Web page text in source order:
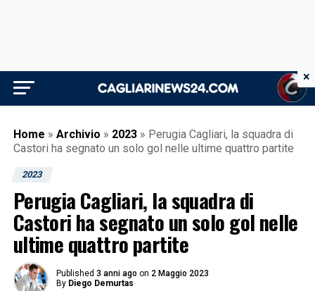
Home » Archivio » 2023 » Perugia Cagliari, la squadra di
Castori ha segnato un solo gol nelle ultime quattro partite
2023
Perugia Cagliari, la squadra di
Castori ha segnato un solo gol nelle
ultime quattro partite
Published 3 anni ago on 2 Maggio 2023
By Diego Demurtas
×